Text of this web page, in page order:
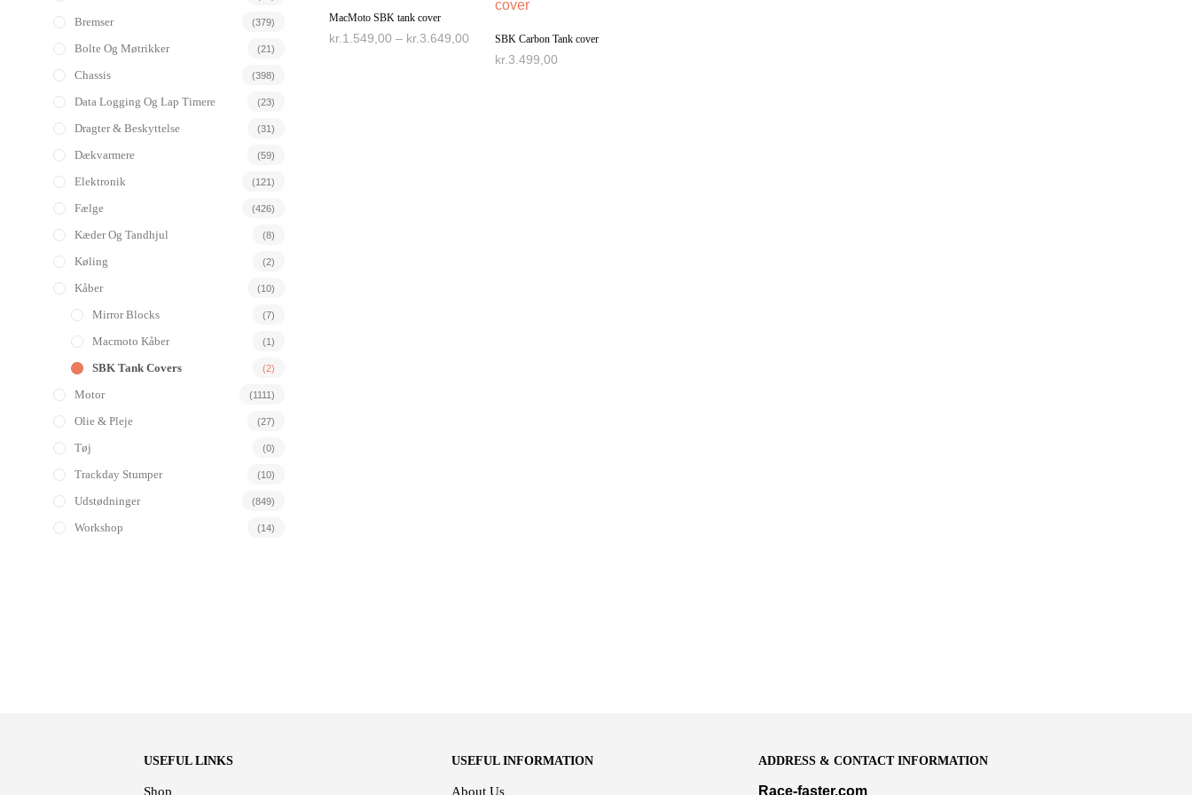
Bremser (379)
Bolte Og Møtrikker (21)
Chassis (398)
Data Logging Og Lap Timere (23)
Dragter & Beskyttelse (31)
Dækvarmere (59)
Elektronik (121)
Fælge (426)
Kæder Og Tandhjul (8)
Køling (2)
Kåber (10)
Mirror Blocks (7)
Macmoto Kåber (1)
SBK Tank Covers (2)
Motor (1111)
Olie & Pleje (27)
Tøj (0)
Trackday Stumper (10)
Udstødninger (849)
Workshop (14)
MacMoto SBK tank cover
kr.1.549,00 – kr.3.649,00 SBK Carbon Tank cover
kr.3.499,00
USEFUL LINKS
Shop
USEFUL INFORMATION
About Us
ADDRESS & CONTACT INFORMATION
Race-faster.com